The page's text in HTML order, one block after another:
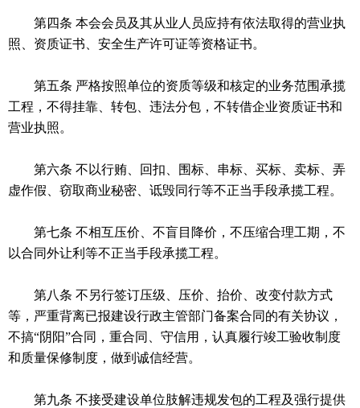
第四条 本会会员及其从业人员应持有依法取得的营业执
照、资质证书、安全生产许可证等资格证书。
第五条 严格按照单位的资质等级和核定的业务范围承揽
工程，不得挂靠、转包、违法分包，不转借企业资质证书和
营业执照。
第六条 不以行贿、回扣、围标、串标、买标、卖标、弄
虚作假、窃取商业秘密、诋毁同行等不正当手段承揽工程。
第七条 不相互压价、不盲目降价，不压缩合理工期，不
以合同外让利等不正当手段承揽工程。
第八条 不另行签订压级、压价、抬价、改变付款方式
等，严重背离已报建设行政主管部门备案合同的有关协议，
不搞“阴阳”合同，重合同、守信用，认真履行竣工验收制度
和质量保修制度，做到诚信经营。
第九条 不接受建设单位肢解违规发包的工程及强行提供